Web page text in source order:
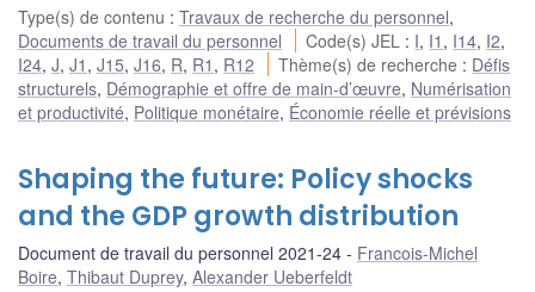
Type(s) de contenu : Travaux de recherche du personnel,
Documents de travail du personnel
Code(s) JEL : I, I1 , I14, I2,
I24, J, J1 , J15, J16, R, R1 , R12 Thème(s) de recherche : Défis
structurels, Démographie et offre de main-d’œuvre, Numérisation
et productivité, Politique monétaire, Économie réelle et prévisions
Shaping the future: Policy shocks
and the GDP growth distribution
Document de travail du personnel 2021-24
Francois-Michel
Boire, Thibaut Duprey, Alexander Ueberfeldt